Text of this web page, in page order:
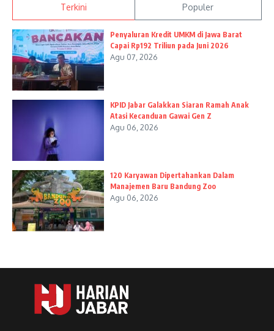
Terkini Populer
Penyaluran Kredit UMKM di Jawa Barat
Capai Rp192 Triliun pada Juni 2026
Agu 07, 2026
KPID Jabar Galakkan Siaran Ramah Anak
Atasi Kecanduan Gawai Gen Z
Agu 06, 2026
120 Karyawan Dipertahankan Dalam
Manajemen Baru Bandung Zoo
Agu 06, 2026